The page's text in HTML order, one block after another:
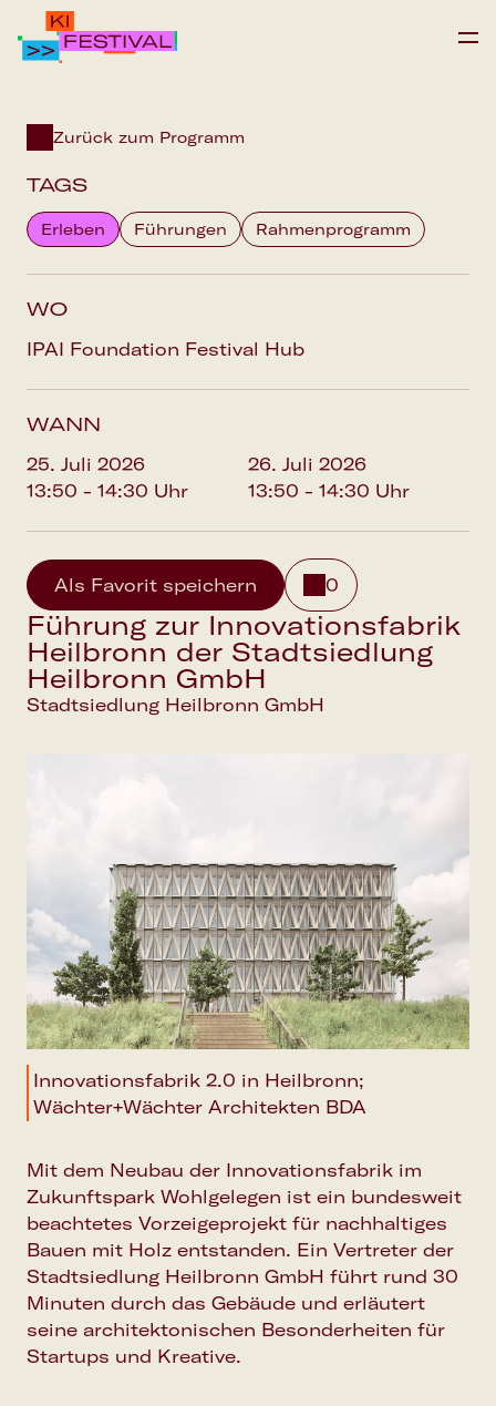
FAQS
Zurück zum Programm
TAGS
Erleben Führungen Rahmenprogramm
WO
IPAI Foundation Festival Hub
WANN
25. Juli 2026
13:50 - 14:30 Uhr
26. Juli 2026
13:50 - 14:30 Uhr
Als Favorit speichern 0
Führung zur Innovationsfabrik
Heilbronn der Stadtsiedlung
Heilbronn GmbH
Stadtsiedlung Heilbronn GmbH
Innovationsfabrik 2.0 in Heilbronn;
Wächter+Wächter Architekten BDA
Mit dem Neubau der Innovationsfabrik im
Zukunftspark Wohlgelegen ist ein bundesweit
beachtetes Vorzeigeprojekt für nachhaltiges
Bauen mit Holz entstanden. Ein Vertreter der
Stadtsiedlung Heilbronn GmbH führt rund 30
Minuten durch das Gebäude und erläutert
seine architektonischen Besonderheiten für
Startups und Kreative.